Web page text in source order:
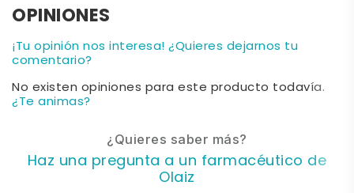
OPINIONES
¡Tu opinión nos interesa! ¿Quieres dejarnos tu
comentario?
No existen opiniones para este producto todavía.
¿Te animas?
¿Quieres saber más?
Haz una pregunta a un farmacéutico de
Olaiz